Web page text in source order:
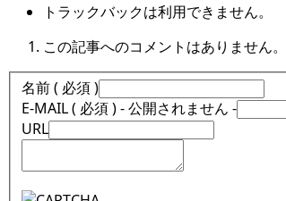
トラックバックは利用できません。
この記事へのコメントはありません。
名前 ( 必須 )
E-MAIL ( 必須 ) - 公開されません -
URL